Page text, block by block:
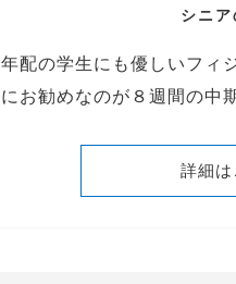
シニ
年配の学生にも優しいフィ
にお勧めなのが８週間の中
詳細は